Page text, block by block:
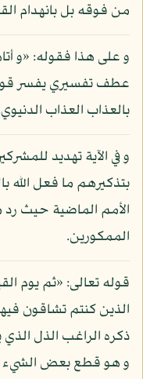
من فوقه بل بانهدام
و على هذا فقوله: «و
عطف تفسيري يفسر قوله:
بالعذاب العذاب
و في الآية تهديد
بتذكيرهم ما فعل
الأمم الماضية حيث
الممكورين.
قوله تعالى: «ثم يوم
الذين كنتم تشاقون
ذكره الراغب الذل
و هو قطع بعض الشيء